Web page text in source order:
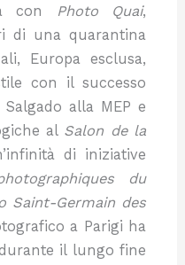
con
Photo Quai,
di una quarantina
Europa esclusa,
con il successo
alla MEP e
al Salon de la
di iniziative
du
Saint-Germain des
a Parigi ha
il lungo fine